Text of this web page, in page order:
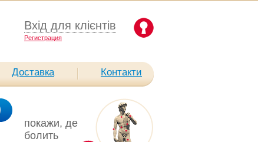
Вхід для клієнтів
Pегистрация
Доставка Контакти
покажи, де
болить